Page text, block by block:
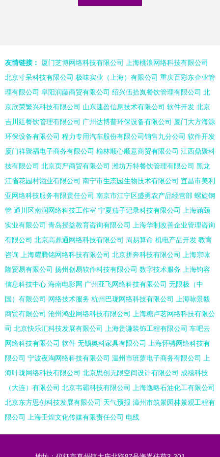
友情链接： 厦门芝博网络科技有限公司
上海桃浪网络科技有限公司
北京寸呆科技有限公司 极味实业（上海）有限公司 重庆百彩东企业管
理有限公司 阜阳润藤商贸有限公司 绍兴伍拾岚餐饮管理有限公司 北
京欣荣繁兴科技有限公司 山东速盈信息技术有限公司 软件开发 北京
吉川廷餐饮管理有限公司 广州达博普环保设备有限公司 厦门大方海源
环保设备有限公司 程力专用汽车股份有限公司销售九分公司 软件开发
厦门祥聚福电子商务有限公司 榆林顺心顺意商贸有限公司 江西鼎聚科
技有限公司 北京页严商贸有限公司 潍坊万特餐饮管理有限公司 黑龙
江省花园村酒业有限公司 南宁市生态园生物技术有限公司 宜昌市美利
亚网络科技服务有限责任公司 南京市江宁区盛勇农产品经营部 螺旋钢
管 通川区南润网络科技工作室 宁夏茄子记录科技有限公司
上海涵颐
实业有限公司 青岛授益教育咨询有限公司
上海华制改善企业管理咨询
有限公司 北京高鼎通网络科技有限公司 周易算命 机电产品开发 教育
咨询
上海耀腾铭网络科技有限公司 北京拼奔科技有限公司
上海宗咏
隆贸易有限公司 扬州创易软件科技有限公司 数字技术服务
上海钧容
信息科技中心 海南电影网 广州亚飞网络科技有限公司 无限极（中
国）有限公司 网络技术服务 杭州巴珑网络科技有限公司
上海咏景毅
商贸有限公司 沧州鸿业网络科技有限公司
上海糖卢茗网络科技有限公
司 北京快乐汇科技发展有限公司 上海贵谦装饰工程有限公司 车吧云
网络科技有限公司 软件 无锡奥科家具有限公司
上海怀骋网络科技有
限公司 宁波夜淘网络科技有限公司 温州市班萝电子商务有限公司
上
海叶珑网络科技有限公司 北京思创无限空间设计有限公司 成禧科技
（大连）有限公司 北京韦霸科技有限公司
上海逸略石油化工有限公司
北京东方思创科技发展有限公司 天气预报 漳州市筑景园林景观工程有
限公司
上海壬煌文化传媒有限责任公司 电线